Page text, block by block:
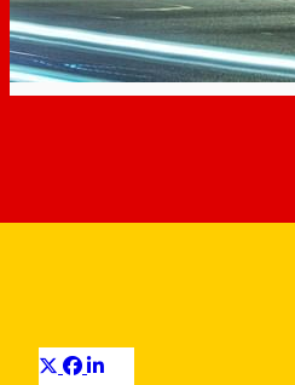
timp de
Află ce restricții sunt acum în